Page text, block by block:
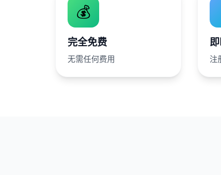
💰
完全免费
无需任何费用 注